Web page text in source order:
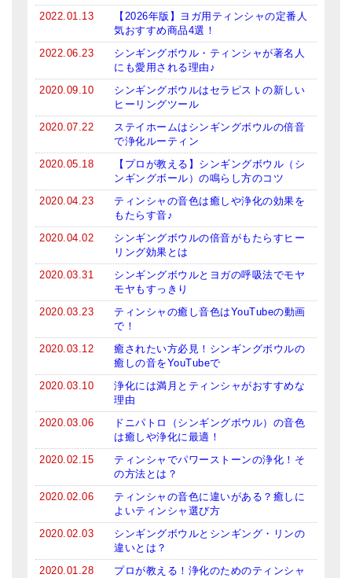
2022.01.13
【2026年版】ヨガ用ティンシャの定番人
気おすすめ商品4選！
2022.06.23
シンギングボウル・ティンシャが著名人
にも愛用される理由♪
2020.09.10
シンギングボウルはセラピストの新しい
ヒーリングツール
2020.07.22
ステイホームはシンギングボウルの倍音
で浄化ルーティン
2020.05.18
【プロが教える】シンギングボウル（シ
ンギングボール）の鳴らし方のコツ
2020.04.23
ティンシャの音色は癒しや浄化の効果を
もたらす音♪
2020.04.02
シンギングボウルの倍音がもたらすヒー
リング効果とは
2020.03.31
シンギングボウルとヨガの呼吸法でモヤ
モヤもすっきり
2020.03.23
ティンシャの癒し音色はYouTubeの動画
で！
2020.03.12
癒されたい方必見！シンギングボウルの
癒しの音をYouTubeで
2020.03.10
浄化には満月とティンシャがおすすめな
理由
2020.03.06
ドニパトロ（シンギングボウル）の音色
は癒しや浄化に最適！
2020.02.15
ティンシャでパワーストーンの浄化！そ
の方法とは？
2020.02.06
ティンシャの音色に違いがある？癒しに
よいティンシャ選び方
2020.02.03
シンギングボウルとシンギング・リンの
違いとは？
2020.01.28
プロが教える！浄化のためのティンシャ